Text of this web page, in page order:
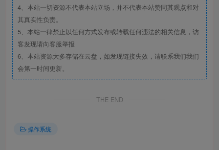
4、本站一切资源不代表本站立场，并不代表本站赞同其观点和对
其真实性负责。
5、本站一律禁止以任何方式发布或转载任何违法的相关信息，访
客发现请向客服举报
6、本站资源大多存储在云盘，如发现链接失效，请联系我们我们
会第一时间更新。
THE END
操作系统